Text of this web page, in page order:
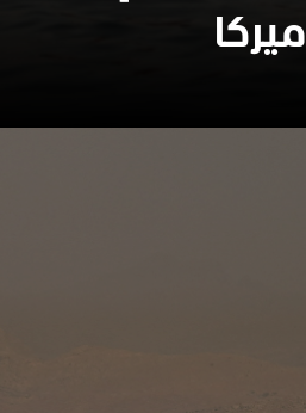
أميركا